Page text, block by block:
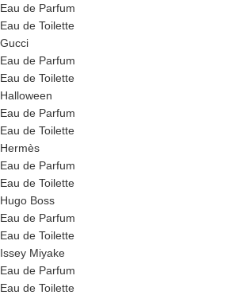
Eau de Parfum
Eau de Toilette
Gucci
Eau de Parfum
Eau de Toilette
Halloween
Eau de Parfum
Eau de Toilette
Hermès
Eau de Parfum
Eau de Toilette
Hugo Boss
Eau de Parfum
Eau de Toilette
Issey Miyake
Eau de Parfum
Eau de Toilette